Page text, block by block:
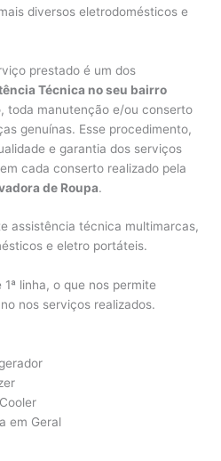
diversos eletrodomésticos e
prestado é um dos
Técnica no seu bairro
toda manutenção e/ou conserto
genuínas. Esse procedimento,
e garantia dos serviços
cada conserto realizado pela
de Roupa.
assistência técnica multimarcas,
e eletro portáteis.
linha, o que nos permite
nos serviços realizados.
em Geral